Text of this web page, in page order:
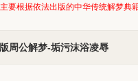
要根据依法出版的中华传统解梦典
版周公解梦-垢污沫浴凌辱